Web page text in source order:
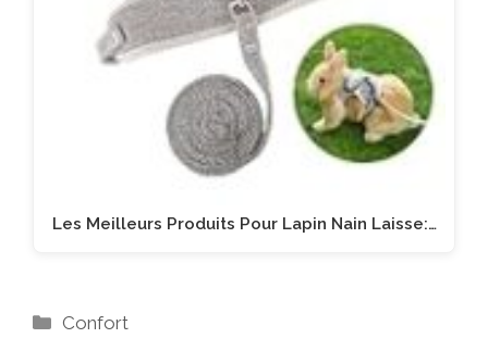
Les Meilleurs Produits Pour Lapin Nain Laisse:…
Catégories
Confort